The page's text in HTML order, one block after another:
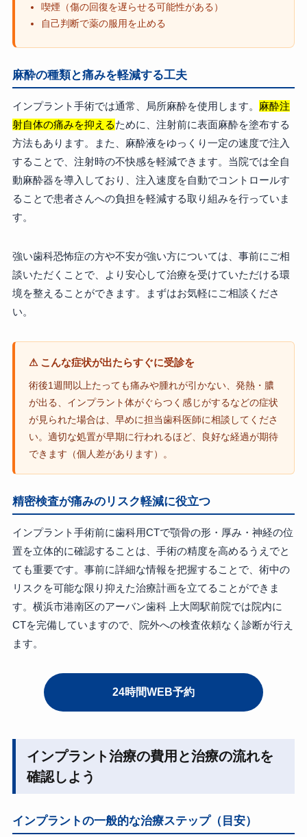
喫煙（傷の回復を遅らせる可能性がある）
自己判断で薬の服用を止める
麻酔の種類と痛みを軽減する工夫
インプラント手術では通常、局所麻酔を使用します。 麻酔注
射自体の痛みを抑えるために、注射前に表面麻酔を塗布する
方法もあります。また、麻酔液をゆっくり一定の速度で注入
することで、注射時の不快感を軽減できます。当院では全自
動麻酔器を導入しており、注入速度を自動でコントロールす
ることで患者さんへの負担を軽減する取り組みを行っていま
す。
強い歯科恐怖症の方や不安が強い方については、事前にご相
談いただくことで、より安心して治療を受けていただける環
境を整えることができます。まずはお気軽にご相談くださ
い。
⚠ こんな症状が出たらすぐに受診を
術後1週間以上たっても痛みや腫れが引かない、発熱・膿
が出る、インプラント体がぐらつく感じがするなどの症状
が見られた場合は、早めに担当歯科医師に相談してくださ
い。適切な処置が早期に行われるほど、良好な経過が期待
できます（個人差があります）。
精密検査が痛みのリスク軽減に役立つ
インプラント手術前に歯科用CTで顎骨の形・厚み・神経の位
置を立体的に確認することは、手術の精度を高めるうえでと
ても重要です。事前に詳細な情報を把握することで、術中の
リスクを可能な限り抑えた治療計画を立てることができま
す。横浜市港南区のアーバン歯科 上大岡駅前院では院内に
CTを完備していますので、院外への検査依頼なく診断が行え
ます。
24時間WEB予約
インプラント治療の費用と治療の流れを
確認しよう
インプラントの一般的な治療ステップ（目安）